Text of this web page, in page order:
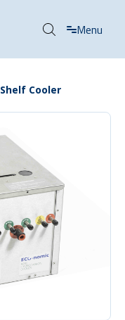
Menu
Shelf Cooler